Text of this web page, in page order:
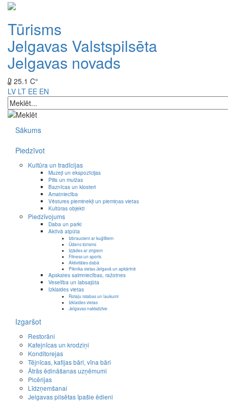
Tūrisms
Jelgavas Valstspilsēta
Jelgavas novads
25.1 C°
LV LT EE EN
Sākums
Piedzīvot
Kultūra un tradīcijas
Muzeji un ekspozīcijas
Pilis un muižas
Baznīcas un klosteri
Amatniecība
Vēstures pieminekļi un piemiņas vietas
Kultūras objekti
Piedzīvojums
Daba un parki
Aktīvā atpūta
Izbraucieni ar kuģīšiem
Ūdens tūrisms
Izjādes ar zirgiem
Fitness un sports
Aktivitātes dabā
Piknika vietas Jelgavā un apkārtnē
Apskates saimniecības, ražotnes
Veselība un labsajūta
Izklaides vietas
Rotaļu istabas un laukumi
Izklaides vietas
Jelgavas naktsdzīve
Izgaršot
Restorāni
Kafejnīcas un krodziņi
Konditorejas
Tējnīcas, kafijas bāri, vīna bāri
Ātrās ēdināšanas uzņēmumi
Picērijas
Līdzņemšanai
Jelgavas pilsētas īpašie ēdieni